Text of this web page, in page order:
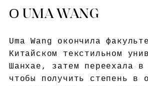
О UMA WANG
Uma Wang окончила
Китайском текстильном
Шанхае, затем переехала в
чтобы получить степень в